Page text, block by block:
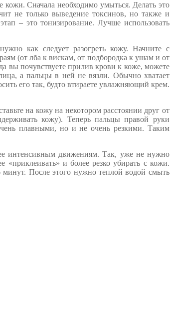
Сначала необходимо умыться. Делать это
не только выведение токсинов, но также и
– это тонизирование. Лучше использовать
как следует разогреть кожу. Начните с
(от лба к вискам, от подбородка к ушам и от
вы почувствуете прилив крови к коже, можете
а пальцы в ней не вязли. Обычно хватает
его так, будто втираете увлажняющий крем.
на кожу на некотором расстоянии друг от
кожу). Теперь пальцы правой руки
плавными, но и не очень резкими. Таким
интенсивным движениям. Так, уже не нужно
и более резко убирать с кожи.
минут. После этого нужно теплой водой смыть